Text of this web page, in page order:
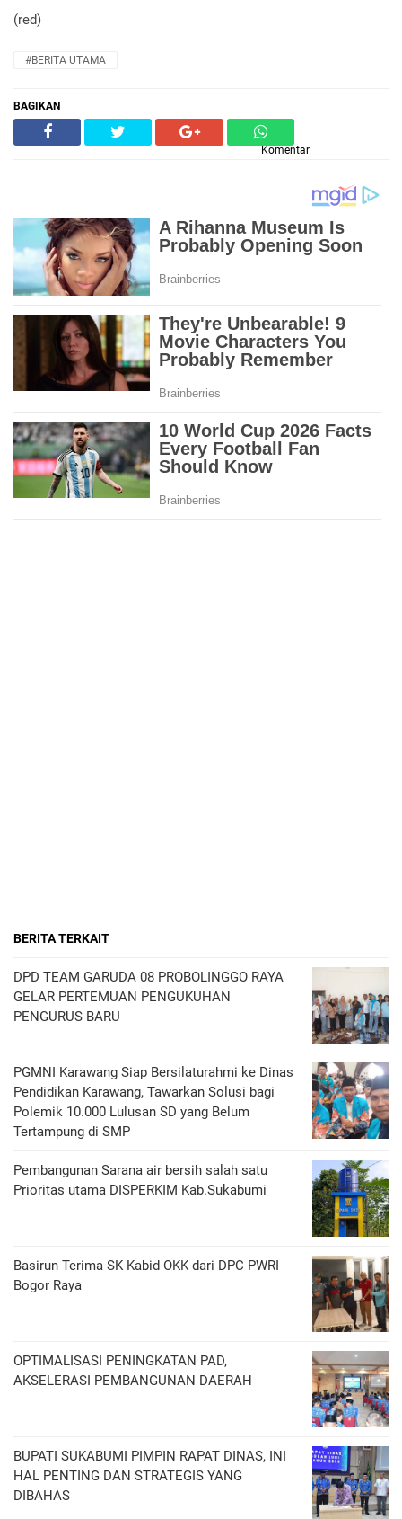
(red)
#BERITA UTAMA
BAGIKAN
Komentar
BERITA TERKAIT
DPD TEAM GARUDA 08 PROBOLINGGO RAYA
GELAR PERTEMUAN PENGUKUHAN
PENGURUS BARU
PGMNI Karawang Siap Bersilaturahmi ke Dinas
Pendidikan Karawang, Tawarkan Solusi bagi
Polemik 10.000 Lulusan SD yang Belum
Tertampung di SMP
Pembangunan Sarana air bersih salah satu
Prioritas utama DISPERKIM Kab.Sukabumi
Basirun Terima SK Kabid OKK dari DPC PWRI
Bogor Raya
OPTIMALISASI PENINGKATAN PAD,
AKSELERASI PEMBANGUNAN DAERAH
BUPATI SUKABUMI PIMPIN RAPAT DINAS, INI
HAL PENTING DAN STRATEGIS YANG
DIBAHAS